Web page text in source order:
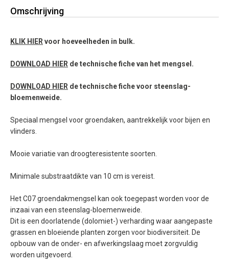
Omschrijving
KLIK HIER voor hoeveelheden in bulk.
DOWNLOAD HIER de technische fiche van het mengsel.
DOWNLOAD HIER de technische fiche voor steenslag-
bloemenweide.
Speciaal mengsel voor groendaken, aantrekkelijk voor bijen en
vlinders.
Mooie variatie van droogteresistente soorten.
Minimale substraatdikte van 10 cm is vereist.
Het C07 groendakmengsel kan ook toegepast worden voor de
inzaai van een steenslag-bloemenweide.
Dit is een doorlatende (dolomiet-) verharding waar aangepaste
grassen en bloeiende planten zorgen voor biodiversiteit. De
opbouw van de onder- en afwerkingslaag moet zorgvuldig
worden uitgevoerd.